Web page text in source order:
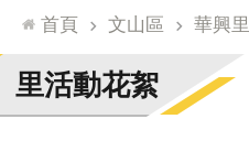
通
臺
北
市
首頁 文山區 華興里
里活動花絮